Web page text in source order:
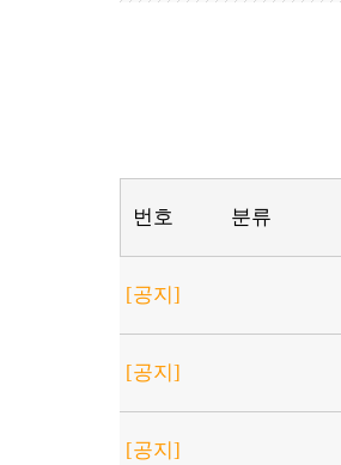
번호 분류
[공지]
[공지]
[공지]